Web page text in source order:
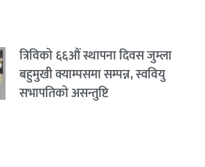
त्रिविको ६६औं स्थापना दिवस जुम्ला
बहुमुखी क्याम्पसमा सम्पन्न, स्ववियु
सभापतिको असन्तुष्टि